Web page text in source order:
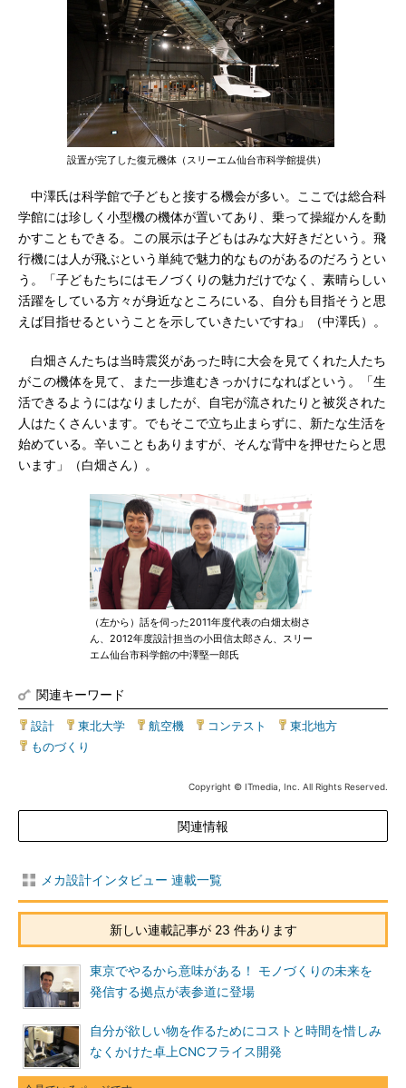
設置が完了した復元機体（スリーエム仙台市科学館提供）
中澤氏は科学館で子どもと接する機会が多い。ここでは総合科
学館には珍しく小型機の機体が置いてあり、乗って操縦かんを動
かすこともできる。この展示は子どもはみな大好きだという。飛
行機には人が飛ぶという単純で魅力的なものがあるのだろうとい
う。「子どもたちにはモノづくりの魅力だけでなく、素晴らしい
活躍をしている方々が身近なところにいる、自分も目指そうと思
えば目指せるということを示していきたいですね」（中澤氏）。
白畑さんたちは当時震災があった時に大会を見てくれた人たち
がこの機体を見て、また一歩進むきっかけになればという。「生
活できるようにはなりましたが、自宅が流されたりと被災された
人はたくさんいます。でもそこで立ち止まらずに、新たな生活を
始めている。辛いこともありますが、そんな背中を押せたらと思
います」（白畑さん）。
（左から）話を伺った2011年度代表の白畑太樹さ
ん、2012年度設計担当の小田信太郎さん、スリー
エム仙台市科学館の中澤堅一郎氏
関連キーワード
設計 東北大学 航空機 コンテスト 東北地方
ものづくり
Copyright © ITmedia, Inc. All Rights Reserved.
関連情報
メカ設計インタビュー 連載一覧
新しい連載記事が 23 件あります
東京でやるから意味がある！ モノづくりの未来を
発信する拠点が表参道に登場
自分が欲しい物を作るためにコストと時間を惜しみ
なくかけた卓上CNCフライス開発